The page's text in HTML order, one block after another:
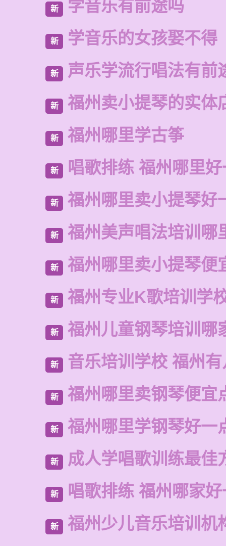
新 学音乐有前途吗
新 学音乐的女孩娶不得
新 声乐学流行唱法有前
新 福州卖小提琴的实体
新 福州哪里学古筝
新 唱歌排练 福州哪里
新 福州哪里卖小提琴好
新 福州美声唱法培训哪
新 福州哪里卖小提琴便
新 福州专业K歌培训学
新 福州儿童钢琴培训哪
新 音乐培训学校 福州
新 福州哪里卖钢琴便宜
新 福州哪里学钢琴好一
新 成人学唱歌训练最佳
新 唱歌排练 福州哪家
新 福州少儿音乐培训机